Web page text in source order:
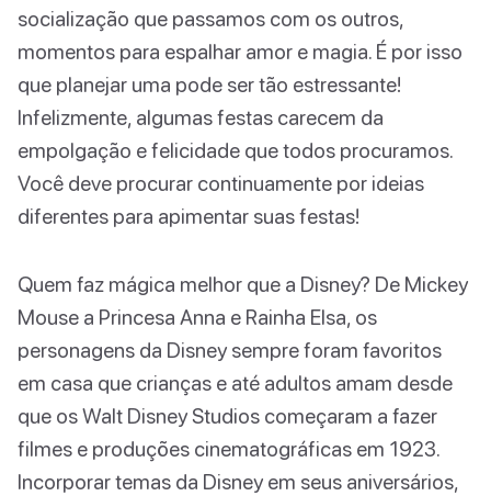
socialização que passamos com os outros,
momentos para espalhar amor e magia. É por isso
que planejar uma pode ser tão estressante!
Infelizmente, algumas festas carecem da
empolgação e felicidade que todos procuramos.
Você deve procurar continuamente por ideias
diferentes para apimentar suas festas!
Quem faz mágica melhor que a Disney? De Mickey
Mouse a Princesa Anna e Rainha Elsa, os
personagens da Disney sempre foram favoritos
em casa que crianças e até adultos amam desde
que os Walt Disney Studios começaram a fazer
filmes e produções cinematográficas em 1923.
Incorporar temas da Disney em seus aniversários,